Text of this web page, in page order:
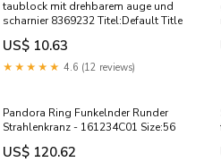
taublock mit drehbarem auge und
scharnier 8369232 Titel:Default Title
US$ 10.63
★★★★★ 4.6 (12 reviews)
Pandora Ring Funkelnder Runder
Strahlenkranz - 161234C01 Size:56
US$ 120.62